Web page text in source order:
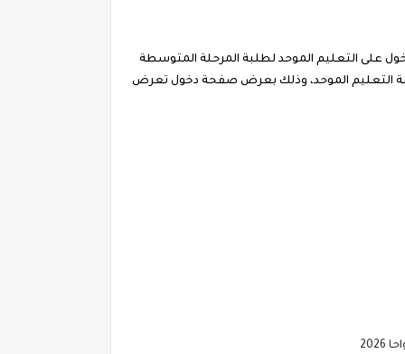
على التعليم الموحد لطلبة المرحلة المتوسطة
الوصول للخدمات والمحتوى الذي تقدمه للطلاب على مدار 24 ساعة ضمن منظومة التعليم الموحد، وذلك بعرض صفحة دخول تعرض